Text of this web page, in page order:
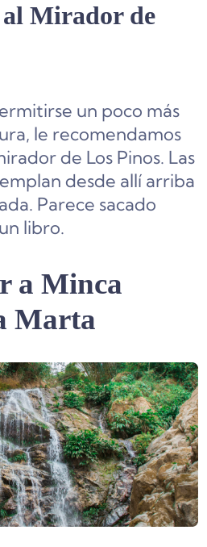
Mirador de
un poco más
le recomendamos
de Los Pinos. Las
desde allí arriba
Parece sacado
libro.
a Minca
Marta